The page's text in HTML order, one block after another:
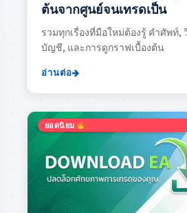
ต้นจากศูนย์จนเทรดเป็น
รวมทุกเรื่องที่มือใหม่ต้องรู้ คำศัพท์,
บัญชี, และการดูกราฟเบื้องต้น
อ่านต่อ
ยอดนิยม